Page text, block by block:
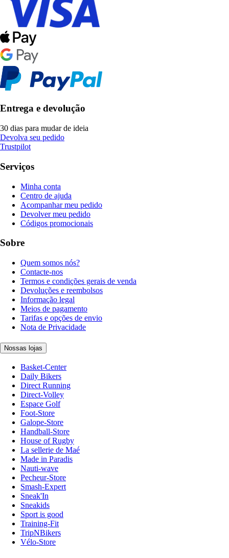
Entrega e devolução
30 dias para mudar de ideia
Devolva seu pedido
Trustpilot
Serviços
Minha conta
Centro de ajuda
Acompanhar meu pedido
Devolver meu pedido
Códigos promocionais
Sobre
Quem somos nós?
Contacte-nos
Termos e condições gerais de venda
Devoluções e reembolsos
Informação legal
Meios de pagamento
Tarifas e opções de envio
Nota de Privacidade
Nossas lojas
Basket-Center
Daily Bikers
Direct Running
Direct-Volley
Espace Golf
Foot-Store
Galope-Store
Handball-Store
House of Rugby
La sellerie de Maé
Made in Paradis
Nauti-wave
Pecheur-Store
Smash-Expert
Sneak'In
Sneakids
Sport is good
Training-Fit
TripNBikers
Vélo-Store